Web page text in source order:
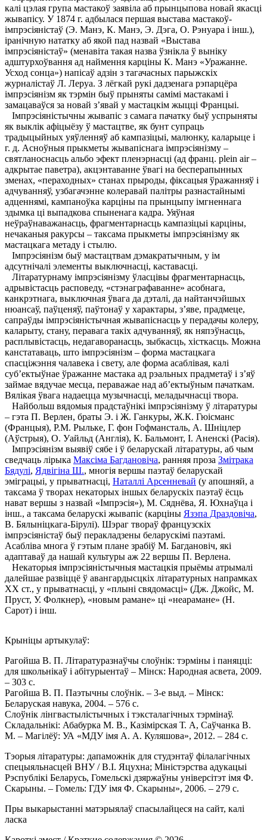
калі цэлая група мастакоў заявіла аб прынцыпова новай якасці
жывапісу. У 1874 г. адбылася першая выстава мастакоў-
імпрэсіяністаў (Э. Манэ, К. Манэ, Э. Дэга, О. Рэнуара і інш.),
іранічную нататку аб якой пад назвай «Выстава
імпрэсіяністаў» (менавіта такая назва ўзнікла ў выніку
адштурхоўвання ад наймення карціны К. Манэ «Уражанне.
Усход сонца») напісаў адзін з тагачасных парыжскіх
журналістаў Л. Леруа. З лёгкай рукі дадзенага рэпарцёра
імпрэсіянізм як тэрмін быў прыняты самімі мастакамі і
замацаваўся за новай з’явай у мастацкім жыцці Францыі.
Імпрэсіяністычны жывапіс з самага пачатку быў успрыняты
як выклік афіцыёзу ў мастацтве, як бунт супраць
традыцыйных уяўленняў аб кампазіцыі, малюнку, каларыце і
г. д. Асноўныя прыкметы жывапіснага імпрэсіянізму –
святланоснасць альбо эфект пленэрнасці (ад франц. рlеіn аіr –
адкрытае паветра), акцэнтаванне ўвагі на бесперапынных
зменах, «пераходных» станах прыроды, фіксацыя ўражанняў і
адчуванняў, узбагачэнне колеравай палітры разнастайнымі
адценнямі, кампаноўка карціны па прынцыпу імгненнага
здымка ці выпадкова спыненага кадра. Уяўная
неўраўнаважанасць, фрагментарнасць кампазіцыі карціны,
нечаканыя ракурсы – таксама прыкметы імпрэсіянізму як
мастацкага метаду і стылю.
Імпрэсіянізм быў мастацтвам дэмакратычным, у ім
адсутнічалі элементы выключнасці, каставасці.
Літаратурнаму імпрэсіянізму ўласцівы фрагментарнасць,
адрывістасць расповеду, «стэнаграфаванне» асобнага,
канкрэтнага, выключная ўвага да дэталі, да найтанчэйшых
нюансаў, паўценяў, паўтонаў у характары, з’яве, прадмеце,
сапраўды імпрэсіяністычная жывапіснасць у перадачы колеру,
каларыту, стану, перавага такіх адчуванняў, як няпэўнасць,
расплывістасць, недагаворанасць, зыбкасць, хісткасць. Можна
канстатаваць, што імпрэсіянізм – форма мастацкага
спасціжэння чалавека і свету, але форма асаблівая, калі
суб’ектыўнае ўражанне мастака ад рэальных прадметаў і з’яў
займае вядучае месца, пераважае над аб’ектыўным пачаткам.
Вялікая ўвага надаецца музычнасці, меладычнасці твора.
Найбольш вядомыя прадстаўнікі імпрэсіянізму ў літаратуры
– гэта П. Верлен, браты Э. і Ж. Ганкуры, Ж.К. Гюісманс
(Францыя), Р.М. Рыльке, Г. фон Гофмансталь, А. Шніцлер
(Аўстрыя), О. Уайльд (Англія), К. Бальмонт, I. Аненскі (Расія).
Імпрэсіянізм выявіў сябе і ў беларускай літаратуры, аб чым
сведчаць лірыка Максіма Багдановіча, ранняя проза Змітрака
Бядулі, Ядвігіна Ш., многія вершы паэтаў беларускай
эміграцыі, у прыватнасці, Наталлі Арсенневай (у апошняй, а
таксама ў творах некаторых іншых беларускіх паэтаў ёсць
нават вершы з назвай «Імпрэсія»), М. Сяднёва, Я. Юхнаўца і
інш., а таксама беларускі жывапіс (карціны Язэпа Драздовіча,
В. Бялыніцкага-Бірулі). Шэраг твораў французскіх
імпрэсіяністаў быў перакладзены беларускімі паэтамі.
Асабліва многа ў гэтым плане зрабіў М. Багдановіч, які
адаптаваў да нашай культуры аж 22 вершы П. Верлена.
Некаторыя імпрэсіяністычныя мастацкія прыёмы атрымалі
далейшае развіццё ў авангардысцкіх літаратурных напрамках
XX ст., у прыватнасці, у «плыні свядомасці» (Дж. Джойс, М.
Пруст, У. Фолкнер), «новым рамане» ці «неарамане» (Н.
Сарот) і інш.
Крыніцы артыкулаў:
Рагойша В. П. Літаратуразнаўчы слоўнік: тэрміны i паняцці:
для школьнікаў i абітурыентаў – Мінск: Народная асвета, 2009.
– 303 с.
Рагойша В. П. Паэтычны слоўнік. – 3-е выд. – Мінск:
Беларуская навука, 2004. – 576 с.
Слоўнік лінгвастылістычных і тэксталагічных тэрмінаў.
Складальнікі: Абабурка М. В., Казімірская Т. А, Саўчанка В.
М. – Магілёў: УА «МДУ імя А. А. Куляшова», 2012. – 284 с.
Тэорыя літаратуры: дапаможнік для студэнтаў філалагічных
спецыяльнасцей ВНУ / В.І. Яцухна; Міністэрства адукацыі
Рэспублікі Беларусь, Гомельскі дзяржаўны універсітэт імя Ф.
Скарыны. – Гомель: ГДУ імя Ф. Скарыны», 2006. – 279 с.
Пры выкарыстанні матэрыялаў спасылайцеся на сайт, калі
ласка